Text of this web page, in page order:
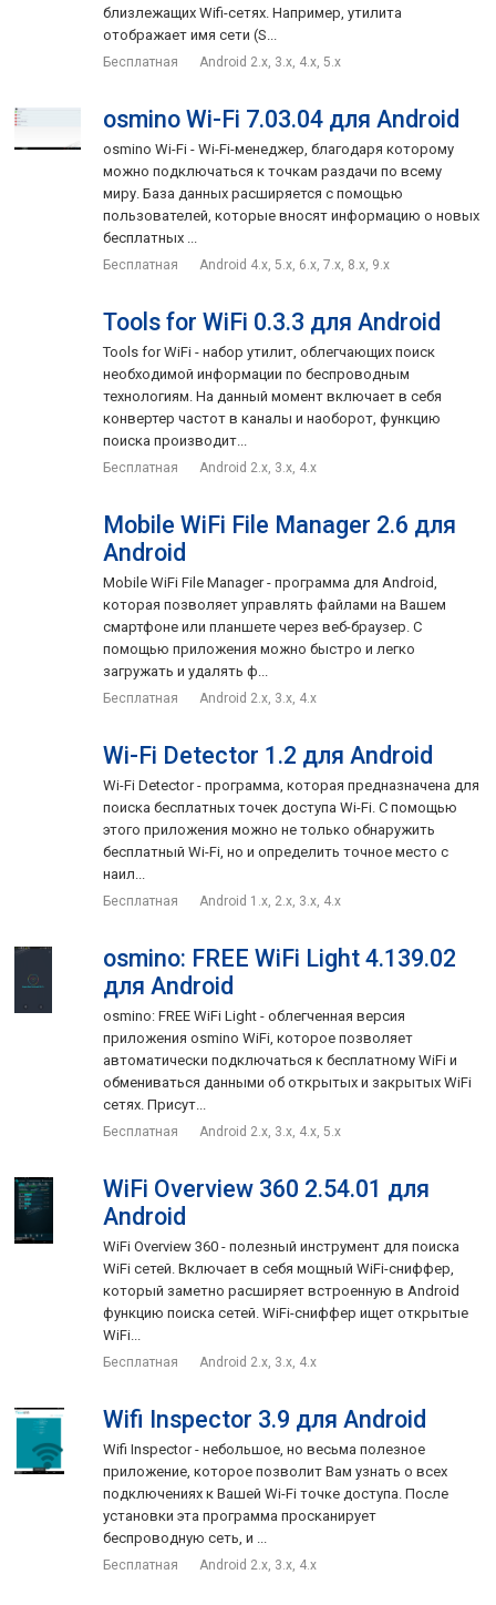
близлежащих Wifi-сетях. Например, утилита
отображает имя сети (S...
Бесплатная Android 2.x, 3.x, 4.x, 5.x
osmino Wi-Fi 7.03.04 для Android
osmino Wi-Fi - Wi-Fi-менеджер, благодаря которому
можно подключаться к точкам раздачи по всему
миру. База данных расширяется с помощью
пользователей, которые вносят информацию о новых
бесплатных ...
Бесплатная Android 4.x, 5.x, 6.x, 7.x, 8.x, 9.x
Tools for WiFi 0.3.3 для Android
Tools for WiFi - набор утилит, облегчающих поиск
необходимой информации по беспроводным
технологиям. На данный момент включает в себя
конвертер частот в каналы и наоборот, функцию
поиска производит...
Бесплатная Android 2.x, 3.x, 4.x
Mobile WiFi File Manager 2.6 для
Android
Mobile WiFi File Manager - программа для Android,
которая позволяет управлять файлами на Вашем
смартфоне или планшете через веб-браузер. С
помощью приложения можно быстро и легко
загружать и удалять ф...
Бесплатная Android 2.x, 3.x, 4.x
Wi-Fi Detector 1.2 для Android
Wi-Fi Detector - программа, которая предназначена для
поиска бесплатных точек доступа Wi-Fi. С помощью
этого приложения можно не только обнаружить
бесплатный Wi-Fi, но и определить точное место с
наил...
Бесплатная Android 1.x, 2.x, 3.x, 4.x
osmino: FREE WiFi Light 4.139.02
для Android
osmino: FREE WiFi Light - облегченная версия
приложения osmino WiFi, которое позволяет
автоматически подключаться к бесплатному WiFi и
обмениваться данными об открытых и закрытых WiFi
сетях. Присут...
Бесплатная Android 2.x, 3.x, 4.x, 5.x
WiFi Overview 360 2.54.01 для
Android
WiFi Overview 360 - полезный инструмент для поиска
WiFi сетей. Включает в себя мощный WiFi-сниффер,
который заметно расширяет встроенную в Android
функцию поиска сетей. WiFi-сниффер ищет открытые
WiFi...
Бесплатная Android 2.x, 3.x, 4.x
Wifi Inspector 3.9 для Android
Wifi Inspector - небольшое, но весьма полезное
приложение, которое позволит Вам узнать о всех
подключениях к Вашей Wi-Fi точке доступа. После
установки эта программа просканирует
беспроводную сеть, и ...
Бесплатная Android 2.x, 3.x, 4.x